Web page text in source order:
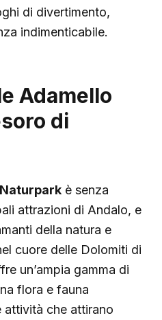
di divertimento,
indimenticabile.
Adamello
di
è senza
attrazioni di Andalo, e
della natura e
cuore delle Dolomiti di
un’ampia gamma di
flora e fauna
attività che attirano